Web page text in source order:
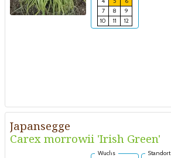
7
8
9
10
11 12
Japansegge
Carex morrowii 'Irish Green'
Wuchs Standort